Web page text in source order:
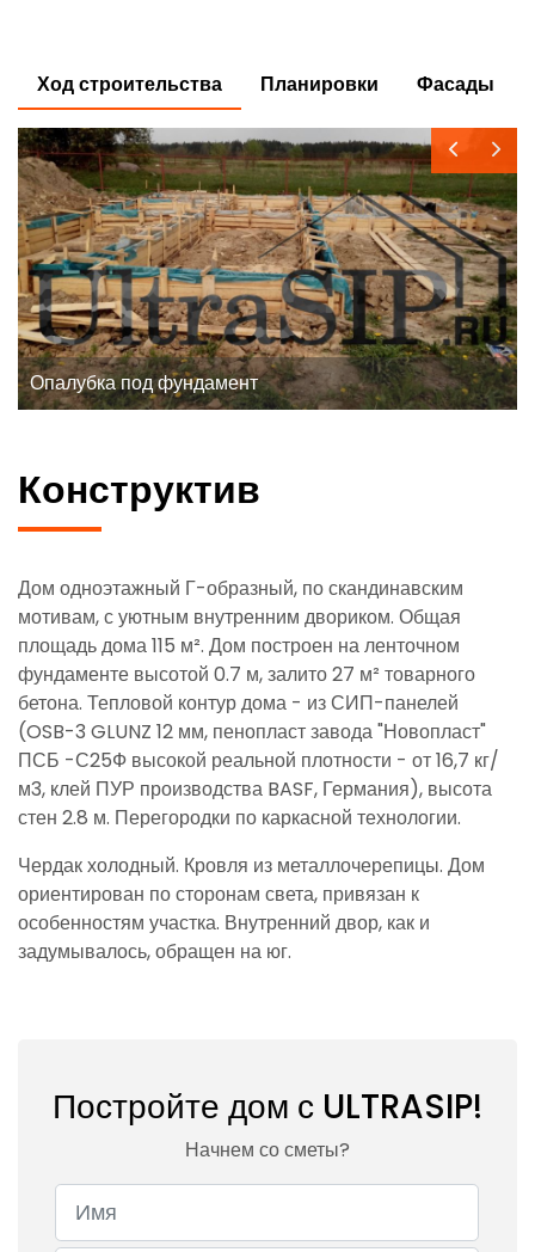
Ход строительства Планировки Фасады
Опалубка под фундамент
Конструктив
Дом одноэтажный Г-образный, по скандинавским
мотивам, с уютным внутренним двориком. Общая
площадь дома 115 м². Дом построен на ленточном
фундаменте высотой 0.7 м, залито 27 м² товарного
бетона. Тепловой контур дома - из СИП-панелей
(OSB-3 GLUNZ 12 мм, пенопласт завода "Новопласт"
ПСБ -С25Ф высокой реальной плотности - от 16,7 кг/
м3, клей ПУР производства BASF, Германия), высота
стен 2.8 м. Перегородки по каркасной технологии.
Чердак холодный. Кровля из металлочерепицы. Дом
ориентирован по сторонам света, привязан к
особенностям участка. Внутренний двор, как и
задумывалось, обращен на юг.
Постройте дом с ULTRASIP!
Начнем со сметы?